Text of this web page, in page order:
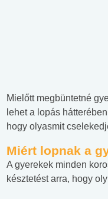
Mielőtt megbüntetné
lehet a lopás
hogy olyasmit
Miért lopnak a
A gyerekek minden
késztetést arra, hogy